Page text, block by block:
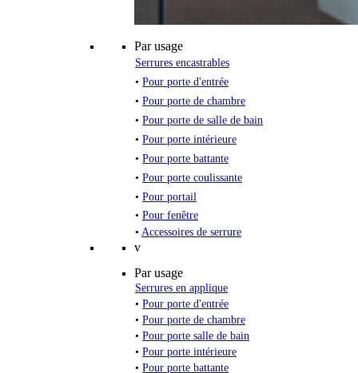
Par usage
Serrures encastrables
• Pour porte d'entrée
• Pour porte de chambre
• Pour porte de salle de bain
• Pour porte intérieure
• Pour porte battante
• Pour porte coulissante
• Pour portail
• Pour fenêtre
• Accessoires de serrure
v
Par usage
Serrures en applique
• Pour porte d'entrée
• Pour porte de chambre
• Pour porte salle de bain
• Pour porte intérieure
• Pour porte battante